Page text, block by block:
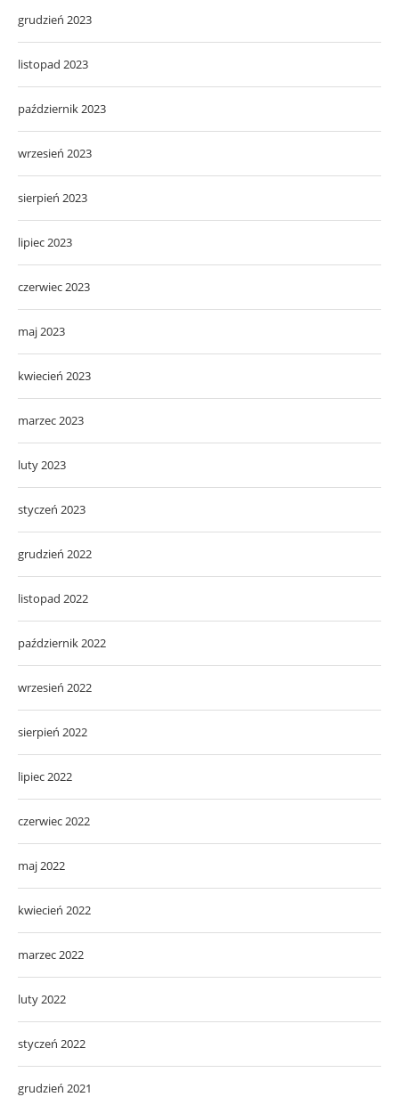
grudzień 2023
listopad 2023
październik 2023
wrzesień 2023
sierpień 2023
lipiec 2023
czerwiec 2023
maj 2023
kwiecień 2023
marzec 2023
luty 2023
styczeń 2023
grudzień 2022
listopad 2022
październik 2022
wrzesień 2022
sierpień 2022
lipiec 2022
czerwiec 2022
maj 2022
kwiecień 2022
marzec 2022
luty 2022
styczeń 2022
grudzień 2021